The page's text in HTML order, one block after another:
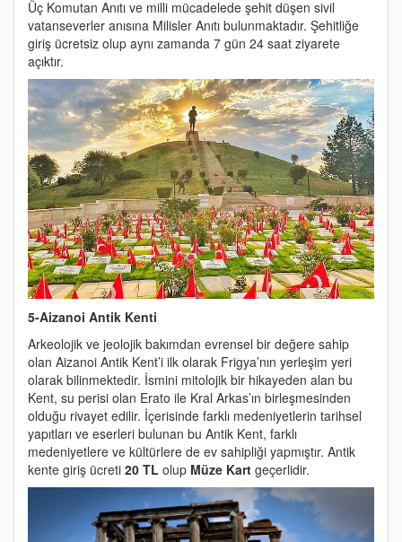
Üç Komutan Anıtı ve milli mücadelede şehit düşen sivil
vatanseverler anısına Milisler Anıtı bulunmaktadır. Şehitliğe
giriş ücretsiz olup aynı zamanda 7 gün 24 saat ziyarete
açıktır.
5-Aizanoi Antik Kenti
Arkeolojik ve jeolojik bakımdan evrensel bir değere sahip
olan Aizanoi Antik Kent’i ilk olarak Frigya’nın yerleşim yeri
olarak bilinmektedir. İsmini mitolojik bir hikayeden alan bu
Kent, su perisi olan Erato ile Kral Arkas’ın birleşmesinden
olduğu rivayet edilir. İçerisinde farklı medeniyetlerin tarihsel
yapıtları ve eserleri bulunan bu Antik Kent, farklı
medeniyetlere ve kültürlere de ev sahipliği yapmıştır. Antik
kente giriş ücreti 20 TL olup Müze Kart geçerlidir.